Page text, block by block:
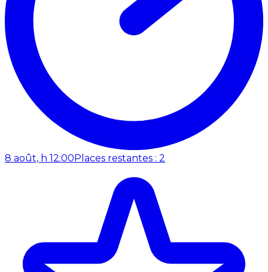
8 août, h 12:00 Places restantes : 2